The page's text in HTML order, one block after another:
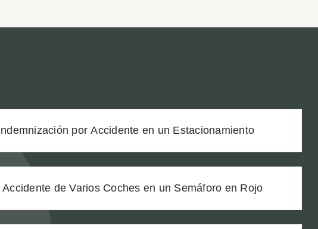
por Accidente en un Estacionamiento
de Varios Coches en un Semáforo en Rojo